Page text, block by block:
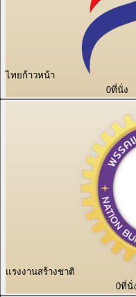
ไทยก้าวหน้า
0ที่นั่ง
แรงงานสร้างชาติ
0ที่นั่